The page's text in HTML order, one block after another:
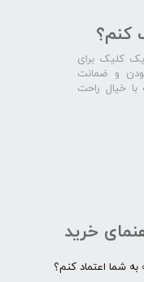
خرید
به شما اعتماد کنم؟
کنم؟
یک کلیک برای
و ضمانت
عودت با خیال راحت